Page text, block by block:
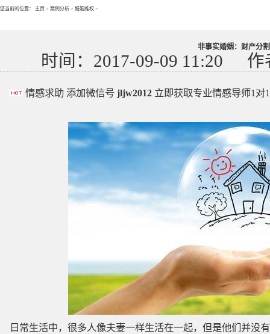
您当前的位置： 主页 > 案例分析 > 婚姻维权 >
非事实婚姻：财产分
时间：2017-09-09 11:20 作
情感求助 添加微信号 jljw2012 立即获取专业情感导师1对
日常生活中，很多人像夫妻一样生活在一起，但是他们并没